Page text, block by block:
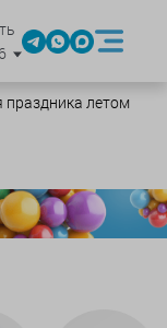
летом